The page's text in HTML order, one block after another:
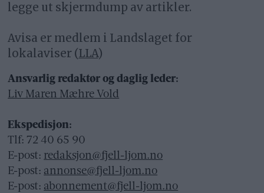
legge ut skjermdump av artikler.
Avisa er medlem i Landslaget for
lokalaviser (LLA)
Ansvarlig redaktør og daglig leder:
Liv Maren Mæhre Vold
Ekspedisjon:
Tlf: 72 40 65 90
E-post: redaksjon@fjell-ljom.no
E-post: annonse@fjell-ljom.no
E-post: abonnement@fjell-ljom.no